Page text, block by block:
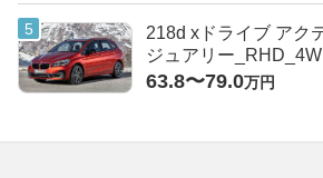
218d xドライブ アクティブツアラー ラグ
ジュアリー
63.8〜79.0万円